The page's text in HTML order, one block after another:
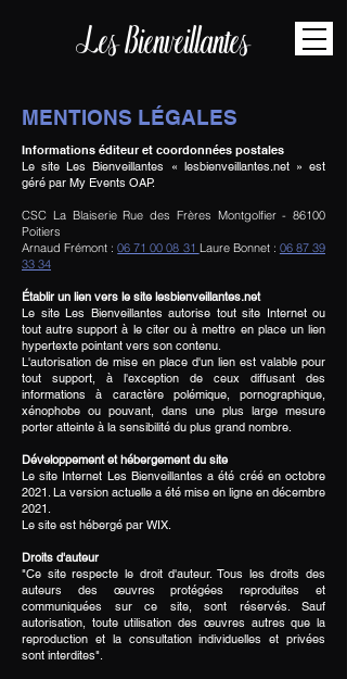
Les Bienveillantes
MENTIONS LÉGALES
Informations éditeur et coordonnées postales​
Le site Les Bienveillantes « lesbienveillantes.net » est
géré par My Events OAP.
CSC La Blaiserie Rue des Frères Montgolfier - 86100
Poitiers
Arnaud Frémont : 06 71 00 08 31 Laure Bonnet : 06 87 39
33 34
Établir un lien vers le site lesbienveillantes.net
Le site Les Bienveillantes autorise tout site Internet ou
tout autre support à le citer ou à mettre en place un lien
hypertexte pointant vers son contenu.
L'autorisation de mise en place d'un lien est valable pour
tout support, à l'exception de ceux diffusant des
informations à caractère polémique, pornographique,
xénophobe ou pouvant, dans une plus large mesure
porter atteinte à la sensibilité du plus grand nombre.
Développement et hébergement du site
Le site Internet Les Bienveillantes a été créé en octobre
2021. La version actuelle a été mise en ligne en décembre
2021.
Le site est hébergé par WIX.
Droits d'auteur
"Ce site respecte le droit d'auteur. Tous les droits des
auteurs des œuvres protégées reproduites et
communiquées sur ce site, sont réservés. Sauf
autorisation, toute utilisation des œuvres autres que la
reproduction et la consultation individuelles et privées
sont interdites".